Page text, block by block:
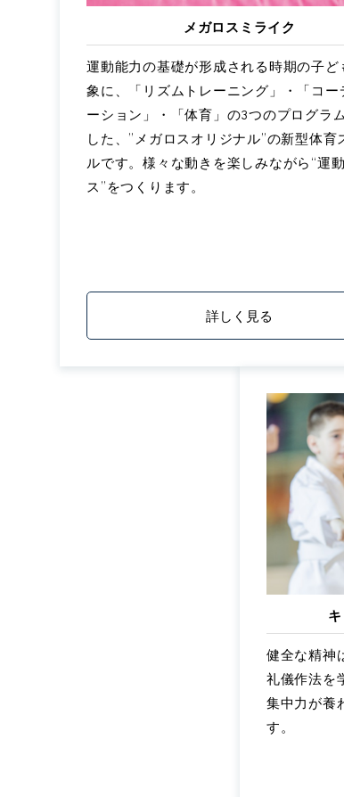
メガロスミライク
運動能力の基礎が形成される時期の子ど
象に、「リズムトレーニング」・「コー
ーション」・「体育」の3つのプログラ
した、”メガロスオリジナル”の新型体育
ルです。様々な動きを楽しみながら“運
ス”をつくります。
詳しく見る
健全な精神
礼儀作法を
集中力が養
す。